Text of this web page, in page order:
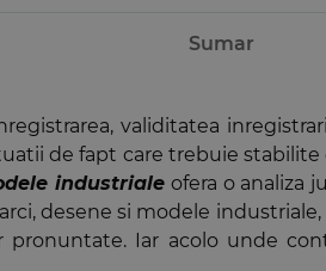
Sumar
validitatea
de fapt care trebuie stabilite
industriale ofera o analiza
desene si modele
pronuntate. Iar acolo unde